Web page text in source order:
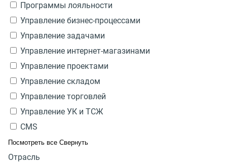
Программы лояльности
Управление бизнес-процессами
Управление задачами
Управление интернет-магазинами
Управление проектами
Управление складом
Управление торговлей
Управление УК и ТСЖ
CMS
Посмотреть все Свернуть
Отрасль